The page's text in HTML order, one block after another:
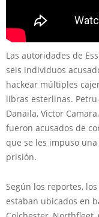
Las autoridades de
seis individuos
hackear múltiples
libras esterlinas.
Danaila, Victor
fueron acusados de
que se les impuso
prisión.
Según los reportes,
estaban ubicados en